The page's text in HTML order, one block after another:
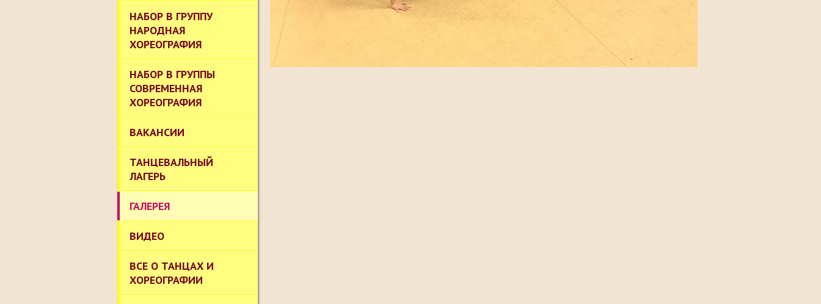
НАБОР В ГРУППУ
НАРОДНАЯ
ХОРЕОГРАФИЯ
НАБОР В ГРУППЫ
СОВРЕМЕННАЯ
ХОРЕОГРАФИЯ
ВАКАНСИИ
ТАНЦЕВАЛЬНЫЙ
ЛАГЕРЬ
ГАЛЕРЕЯ
ВИДЕО
ВСЕ О ТАНЦАХ И
ХОРЕОГРАФИИ